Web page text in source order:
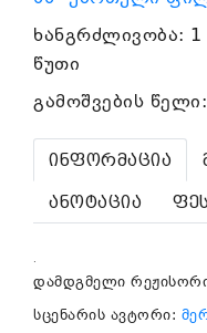
ხანგრძლივობა:
წუთი
გამოშვების
ინფორმაცია
ანოტაცია
.
დამდგმელი
სცენარის ავტორი: